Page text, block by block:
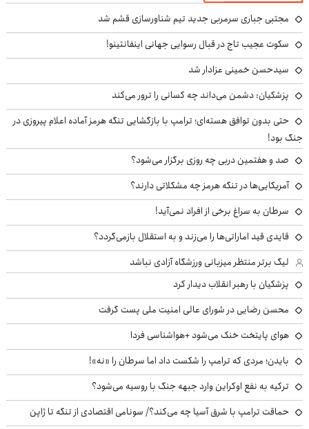
مجتبی جباری سرمربی جدید تیم شناورسازی قشم شد
سکوت عجیب تاج در قبال رسوایی جهانی اینفانتینو!
سیدحسن خمینی عزادار شد
پزشکیان: دشمن می‌داند چه کسانی را ترور می‌کند
حتی بدون توافق هسته‌ای؛ ترامپ با بازگشایی تنگه هرمز آماده اعلام پیروزی در
جنگ بود!
صد و هفتمین دربی چه روزی برگزار می‌شود؟
آمریکایی‌ها در تنگه هرمز چه مشکلاتی دارند؟
سرطان به سراغ برخی از افراد نمی‌آید!
قایدی قید اماراتی‌ها را می‌زند و به استقلال بازمی‌گردد؟
لیگ برتر منتظر میزبانی ورزشگاه آزادی نباشد
پزشکیان با رهبر انقلاب دیدار کرد
محسن رضایی در شورای عالی امنیت ملی پست گرفت
هوای پایتخت خنک می‌شود +هواشناسی فردا
بایدن؛ مردی که ترامپ را شکست داد اما سرطان را «نه»!
ترکیه به نفع اوکراین وارد جبهه جنگ با روسیه می‌شود؟
حماقت ترامپ با شرق آسیا چه می‌کند؟/ سونامی اقتصادی از تنگه تا ژاپن